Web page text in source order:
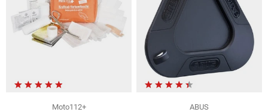
Moto112+
ABUS